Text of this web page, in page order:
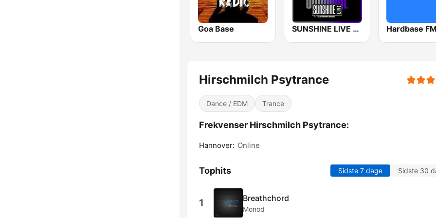
Goa Base SUNSHINE LIVE - Hardtechno Hardbase FM
Hirschmilch Psytrance
Dance / EDM Trance
Frekvenser Hirschmilch Psytrance:
Hannover: Online
Tophits Sidste 7 dage Sidste 30
1 Breathchord
Monod